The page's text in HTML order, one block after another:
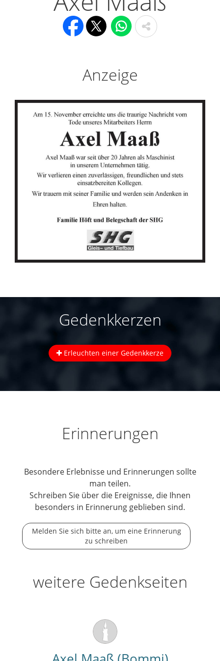
Anzeige
Gedenkkerzen
Erleuchten einer Gedenkkerze
Erinnerungen
Besondere Erlebnisse und Erinnerungen sollte
man teilen.
Schreiben Sie über die Ereignisse, die Ihnen
besonders in Erinnerung geblieben sind.
Melden Sie sich bitte an, um eine Erinnerung
zu schreiben
weitere Gedenkseiten